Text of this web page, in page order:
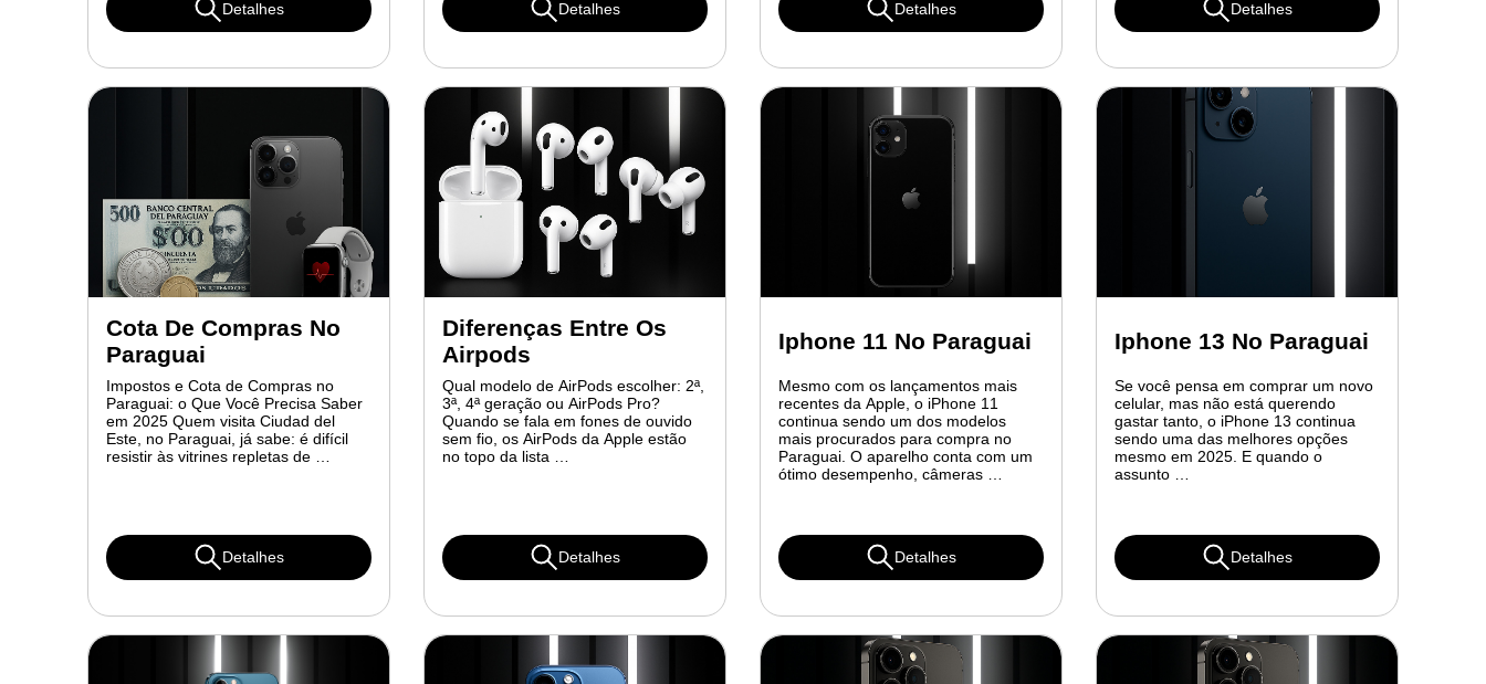
Detalhes Detalhes Detalhes Detalhes
Cota De Compras No
Paraguai
Impostos e Cota de Compras no
Paraguai: o Que Você Precisa Saber
em 2025 Quem visita Ciudad del
Este, no Paraguai, já sabe: é difícil
resistir às vitrines repletas de …
Detalhes
Diferenças Entre Os
Airpods
Qual modelo de AirPods escolher: 2ª,
3ª, 4ª geração ou AirPods Pro?
Quando se fala em fones de ouvido
sem fio, os AirPods da Apple estão
no topo da lista …
Detalhes
Iphone 11 No Paraguai
Mesmo com os lançamentos mais
recentes da Apple, o iPhone 11
continua sendo um dos modelos
mais procurados para compra no
Paraguai. O aparelho conta com um
ótimo desempenho, câmeras …
Detalhes
Iphone 13 No Paraguai
Se você pensa em comprar um novo
celular, mas não está querendo
gastar tanto, o iPhone 13 continua
sendo uma das melhores opções
mesmo em 2025. E quando o
assunto …
Detalhes